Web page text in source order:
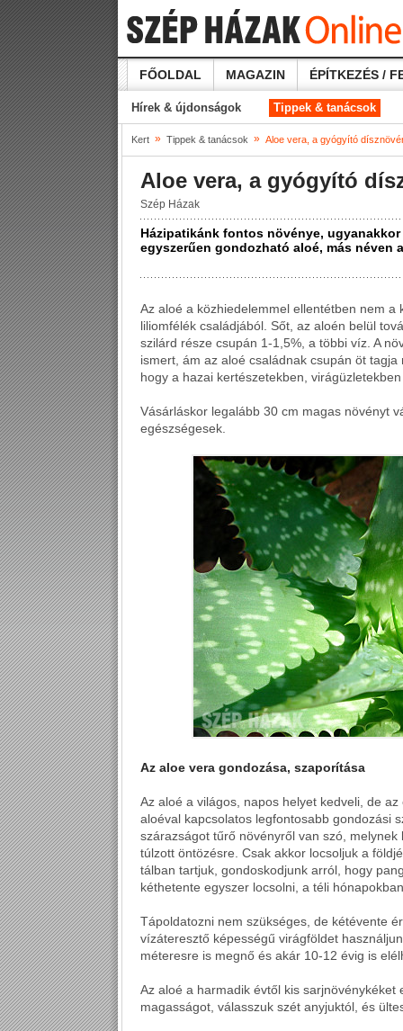
FŐOLDAL MAGAZIN ÉPÍTKEZÉS /
Hírek & újdonságok Tippek & tanácsok
Kert » Tippek & tanácsok » Aloe vera, a gyógyító
Aloe vera, a gyógyító
Szép Házak
Házipatikánk fontos növénye,
egyszerűen gondozható aloé, más néven
Az aloé a közhiedelemmel ellentétben nem
liliomfélék családjából. Sőt, az aloén belül
szilárd része csupán 1-1,5%, a többi víz. A
ismert, ám az aloé családnak csupán öt
hogy a hazai kertészetekben,
Vásárláskor legalább 30 cm magas növényt
egészségesek.
Az aloe vera gondozása, szaporítása
Az aloé a világos, napos helyet kedveli, de
aloéval kapcsolatos legfontosabb gondozási
szárazságot tűrő növényről van szó,
túlzott öntözésre. Csak akkor locsoljuk a
tálban tartjuk, gondoskodjunk arról, hogy
kéthetente egyszer locsolni, a téli
Tápoldatozni nem szükséges, de kétévente
vízáteresztő képességű virágföldet
méteresre is megnő és akár 10-12 évig is
Az aloé a harmadik évtől kis
magasságot, válasszuk szét anyjuktól, és